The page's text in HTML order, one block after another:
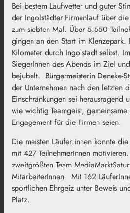
Bei bestem Laufwetter und guter
der Ingolstädter Firmenlauf über
zum siebten Mal. Über 5.550
gingen an den Start im
Kilometer durch Ingolstadt selbst.
SiegerInnen des Abends im Ziel
bejubelt. Bürgermeisterin Deneke-
der Unternehmen nach den letzten
Einschränkungen sei herausragend
wie wichtig Teamgeist,
Engagement für die Firmen seien.
Die meisten Läufer:innen konnte
mit 427 TeilnehmerInnen
zweitgrößten Team
MitarbeiterInnen. Mit 162
sportlichen Ehrgeiz unter Beweis
Platz.